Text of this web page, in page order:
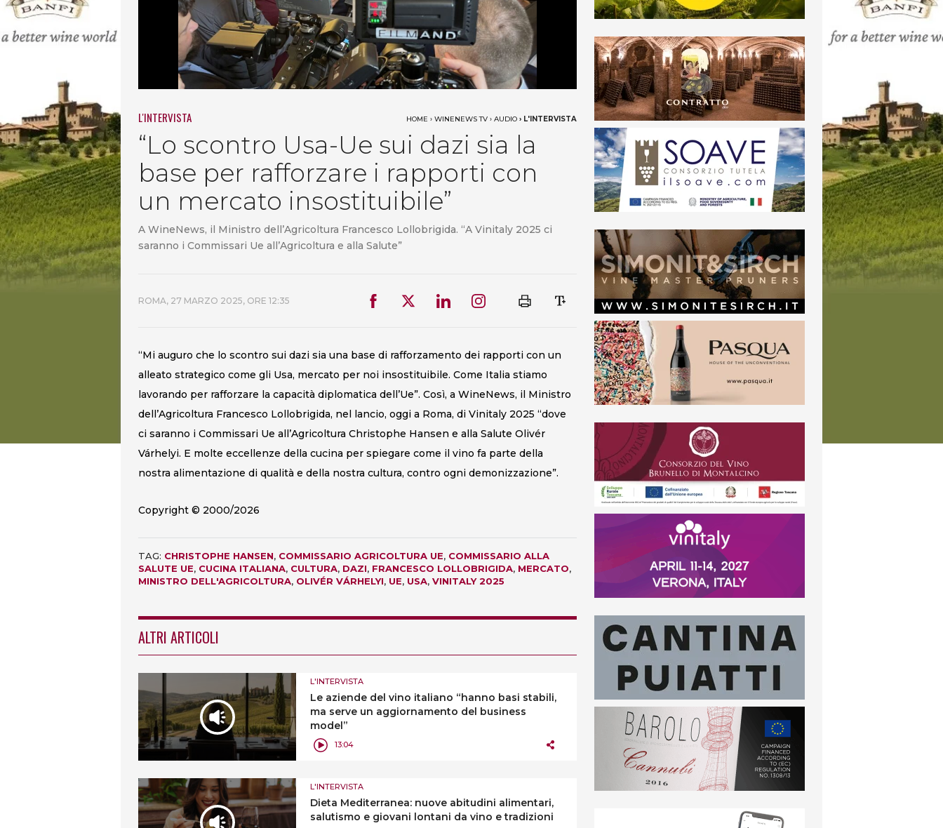
L'INTERVISTA HOME › WINENEWS TV › AUDIO › L'INTERVISTA
“Lo scontro Usa-Ue sui dazi sia la
base per rafforzare i rapporti con
un mercato insostituibile”
A WineNews, il Ministro dell’Agricoltura Francesco Lollobrigida. “A Vinitaly 2025 ci
saranno i Commissari Ue all’Agricoltura e alla Salute”
ROMA, 27 MARZO 2025, ORE 12:35
“Mi auguro che lo scontro sui dazi sia una base di rafforzamento dei rapporti con un
alleato strategico come gli Usa, mercato per noi insostituibile. Come Italia stiamo
lavorando per rafforzare la capacità diplomatica dell’Ue”. Così, a WineNews, il Ministro
dell’Agricoltura Francesco Lollobrigida, nel lancio, oggi a Roma, di Vinitaly 2025 “dove
ci saranno i Commissari Ue all’Agricoltura Christophe Hansen e alla Salute Olivér
Várhelyi. E molte eccellenze della cucina per spiegare come il vino fa parte della
nostra alimentazione di qualità e della nostra cultura, contro ogni demonizzazione”.
Copyright © 2000/2026
TAG: CHRISTOPHE HANSEN, COMMISSARIO AGRICOLTURA UE, COMMISSARIO ALLA
SALUTE UE, CUCINA ITALIANA, CULTURA, DAZI, FRANCESCO LOLLOBRIGIDA, MERCATO,
MINISTRO DELL'AGRICOLTURA, OLIVÉR VÁRHELYI, UE, USA, VINITALY 2025
ALTRI ARTICOLI
L'INTERVISTA
Le aziende del vino italiano “hanno basi stabili,
ma serve un aggiornamento del business
model”
13:04
L'INTERVISTA
Dieta Mediterranea: nuove abitudini alimentari,
salutismo e giovani lontani da vino e tradizioni